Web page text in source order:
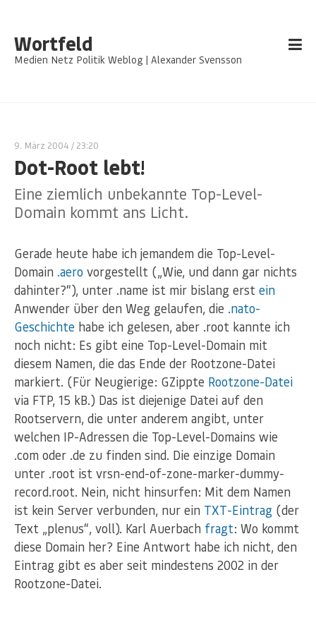
Wortfeld
Medien Netz Politik Weblog | Alexander Svensson
9. März 2004 / 23:20
Dot-Root lebt!
Eine ziemlich unbekannte Top-Level-
Domain kommt ans Licht.
Gerade heute habe ich jemandem die Top-Level-
Domain .aero vorgestellt („Wie, und dann gar nichts
dahinter?“), unter .name ist mir bislang erst ein
Anwender über den Weg gelaufen, die .nato-
Geschichte habe ich gelesen, aber .root kannte ich
noch nicht: Es gibt eine Top-Level-Domain mit
diesem Namen, die das Ende der Rootzone-Datei
markiert. (Für Neugierige: GZippte Rootzone-Datei
via FTP, 15 kB.) Das ist diejenige Datei auf den
Rootservern, die unter anderem angibt, unter
welchen IP-Adressen die Top-Level-Domains wie
.com oder .de zu finden sind. Die einzige Domain
unter .root ist vrsn-end-of-zone-marker-dummy-
record.root. Nein, nicht hinsurfen: Mit dem Namen
ist kein Server verbunden, nur ein TXT-Eintrag (der
Text „plenus“, voll). Karl Auerbach fragt: Wo kommt
diese Domain her? Eine Antwort habe ich nicht, den
Eintrag gibt es aber seit mindestens 2002 in der
Rootzone-Datei.